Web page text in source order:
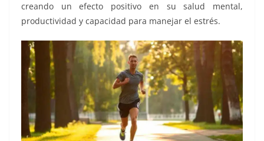
creando un efecto positivo en su salud mental,
productividad y capacidad para manejar el estrés.